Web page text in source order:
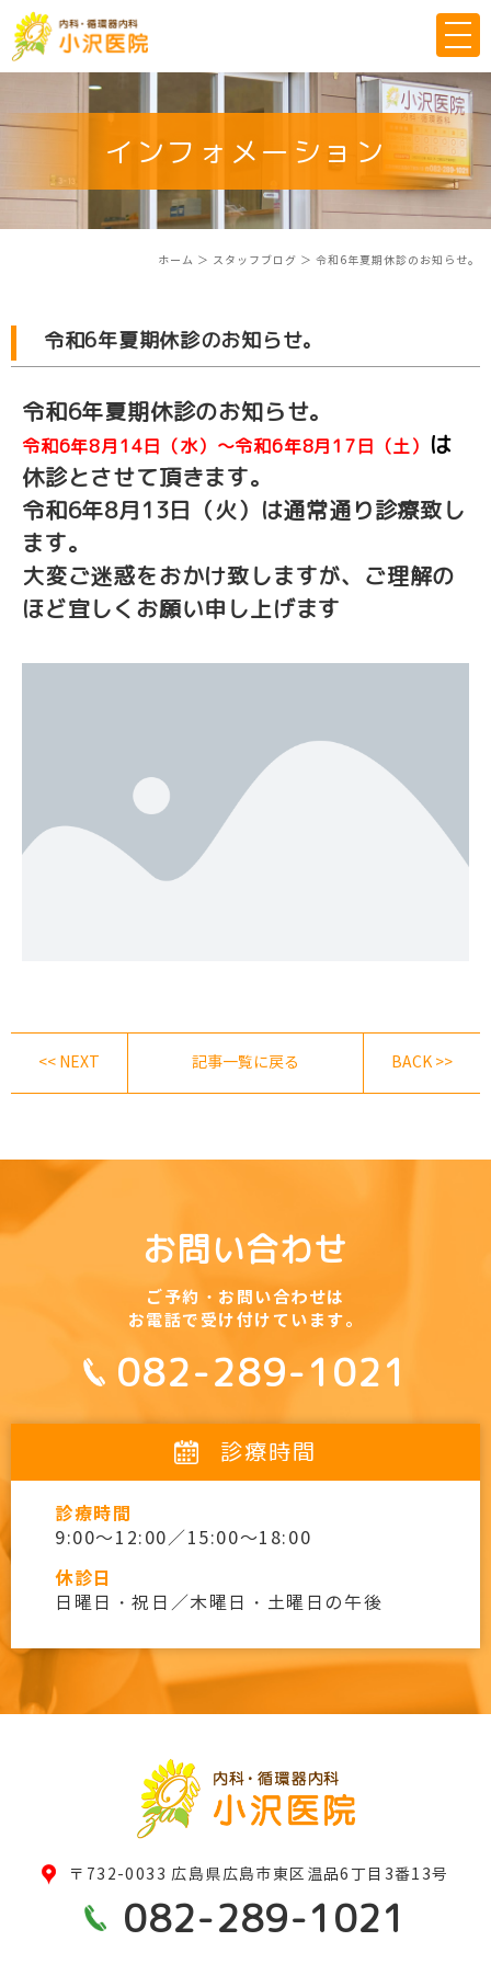
インフォメーション
ホーム ＞ スタッフブログ ＞ 令和6年夏期休診のお知らせ。
令和6年夏期休診のお知らせ。
令和6年夏期休診のお知らせ。
令和6年8月14日（水）～令和6年8月17日（土） は
休診とさせて頂きます。
令和6年8月13日（火）は通常通り診療致し
ます。
大変ご迷惑をおかけ致しますが、ご理解の
ほど宜しくお願い申し上げます
<< NEXT 記事一覧に戻る BACK >>
お問い合わせ
ご予約・お問い合わせは
お電話で受け付けています。
082-289-1021
診療時間
診療時間
9:00～12:00／15:00～18:00
休診日
日曜日・祝日／木曜日・土曜日の午後
〒732-0033 広島県広島市東区温品6丁目3番13号
082-289-1021